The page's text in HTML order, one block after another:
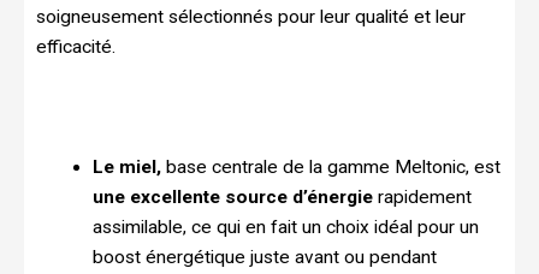
soigneusement sélectionnés pour leur qualité et leur
efficacité.
Le miel,base centrale de la gamme Meltonic, est
une excellente source d’énergierapidement
assimilable, ce qui en fait un choix idéal pour un
boost énergétique juste avant ou pendant